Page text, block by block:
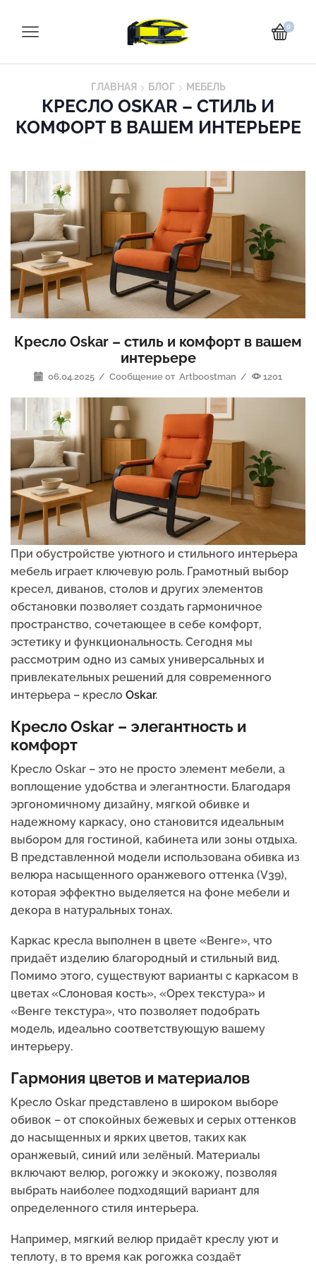
0
ГЛАВНАЯ БЛОГ МЕБЕЛЬ
КРЕСЛО OSKAR – СТИЛЬ И
КОМФОРТ В ВАШЕМ ИНТЕРЬЕРЕ
Кресло Oskar – стиль и комфорт в вашем
интерьере
06.04.2025 / Сообщение от Artboostman / 1201
При обустройстве уютного и стильного интерьера
мебель играет ключевую роль. Грамотный выбор
кресел, диванов, столов и других элементов
обстановки позволяет создать гармоничное
пространство, сочетающее в себе комфорт,
эстетику и функциональность. Сегодня мы
рассмотрим одно из самых универсальных и
привлекательных решений для современного
интерьера – кресло Oskar.
Кресло Oskar – элегантность и
комфорт
Кресло Oskar – это не просто элемент мебели, а
воплощение удобства и элегантности. Благодаря
эргономичному дизайну, мягкой обивке и
надежному каркасу, оно становится идеальным
выбором для гостиной, кабинета или зоны отдыха.
В представленной модели использована обивка из
велюра насыщенного оранжевого оттенка (V39),
которая эффектно выделяется на фоне мебели и
декора в натуральных тонах.
Каркас кресла выполнен в цвете «Венге», что
придаёт изделию благородный и стильный вид.
Помимо этого, существуют варианты с каркасом в
цветах «Слоновая кость», «Орех текстура» и
«Венге текстура», что позволяет подобрать
модель, идеально соответствующую вашему
интерьеру.
Гармония цветов и материалов
Кресло Oskar представлено в широком выборе
обивок – от спокойных бежевых и серых оттенков
до насыщенных и ярких цветов, таких как
оранжевый, синий или зелёный. Материалы
включают велюр, рогожку и экокожу, позволяя
выбрать наиболее подходящий вариант для
определенного стиля интерьера.
Например, мягкий велюр придаёт креслу уют и
теплоту, в то время как рогожка создаёт